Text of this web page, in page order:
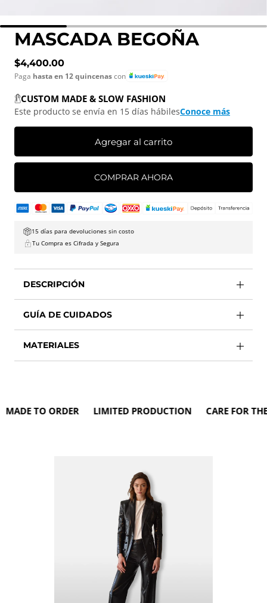
MASCADA BEGOÑA
Precio normal
$4,400.00
Paga hasta en 12 quincenascon
CUSTOM MADE & SLOW FASHION
Este producto se envía en 15 días hábilesConoce más
Agregar al carrito
COMPRAR AHORA
15 días para devoluciones sin costo
Tu Compra es Cifrada y Segura
DESCRIPCIÓN
GUÍA DE CUIDADOS
MATERIALES
TO ORDER LIMITED PRODUCTION CARE FOR THE